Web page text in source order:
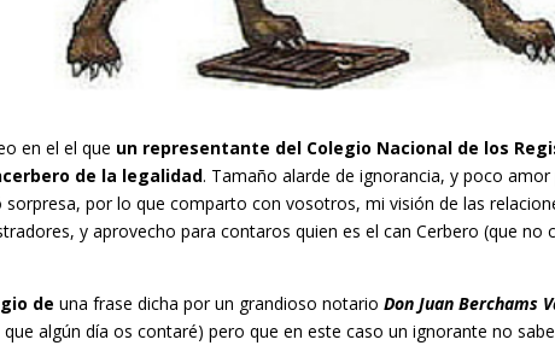
en el el que un representante del Colegio Nacional de los
de la legalidad. Tamaño alarde de ignorancia, y poco
sorpresa, por lo que comparto con vosotros, mi visión de las
y aprovecho para contaros quien es el can Cerbero (que no
de una frase dicha por un grandioso notarioDon Juan Berchams
algún día os contaré) pero que en este caso un ignorante no